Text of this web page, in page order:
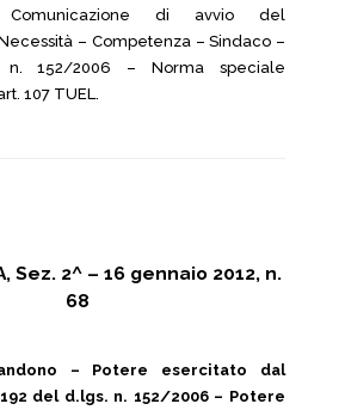
Comunicazione di avvio del
– Competenza – Sindaco –
152/2006 – Norma speciale
107 TUEL.
Sez. 2^ – 16 gennaio 2012, n.
68
– Potere esercitato dal
del d.lgs. n. 152/2006 – Potere